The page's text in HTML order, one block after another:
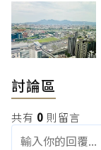
討論區
共有 0 則留言